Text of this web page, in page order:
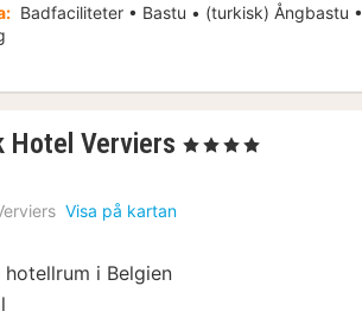
Badfaciliteter • Bastu • (turkisk) Ångbastu •
Hotel Verviers 1
, 4 Stjärnor
Visa på kartan
hotellrum i Belgien